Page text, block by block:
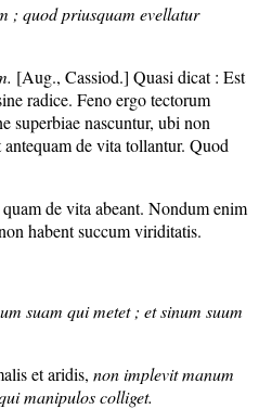
; quod priusquam evellatur
[Aug., Cassiod.] Quasi dicat : Est
radice. Feno ergo tectorum
superbiae nascuntur, ubi non
de vita tollantur. Quod
de vita abeant. Nondum enim
habent succum viriditatis.
suam qui metet ; et sinum suum
et aridis, non implevit manum
manipulos colliget.